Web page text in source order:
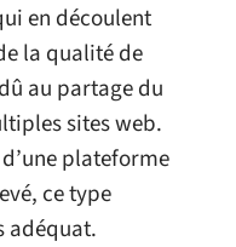
en découlent
la qualité de
au partage du
sites web.
plateforme
ce type
adéquat.